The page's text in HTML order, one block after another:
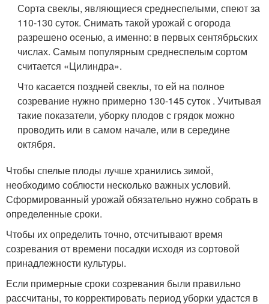
Сорта свеклы, являющиеся среднеспелыми, спеют за
110-130 суток. Снимать такой урожай с огорода
разрешено осенью, а именно: в первых сентябрьских
числах. Самым популярным среднеспелым сортом
считается «Цилиндра».
Что касается поздней свеклы, то ей на полное
созревание нужно примерно 130-145 суток . Учитывая
такие показатели, уборку плодов с грядок можно
проводить или в самом начале, или в середине
октября.
Чтобы спелые плоды лучше хранились зимой,
необходимо соблюсти несколько важных условий.
Сформированный урожай обязательно нужно собрать в
определенные сроки.
Чтобы их определить точно, отсчитывают время
созревания от времени посадки исходя из сортовой
принадлежности культуры.
Если примерные сроки созревания были правильно
рассчитаны, то корректировать период уборки удастся в